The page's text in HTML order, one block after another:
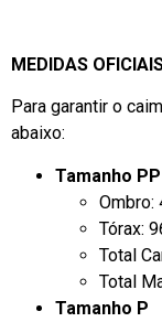
MEDIDAS
Para garantir o
abaixo:
Tamanho PP
Ombro:
Tórax:
Total
Total
Tamanho P